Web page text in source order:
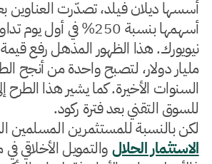
أسسها ديلان فيلد، تصدّرت العناوين
أسهمها بنسبة 250% في
مليار دولار، لتصبح واحدة من أنجح
السنوات الأخيرة. كما يشير هذا الطرح
للسوق التقني بعد فترة ركود.
لكن بالنسبة للمستثمرين المسلمين
الاستثمار الحلالوالتمويل الأخلاقي